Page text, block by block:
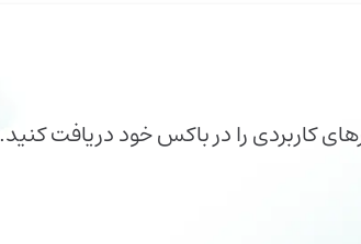
کاربردی را در باکس خود دریافت کنید.